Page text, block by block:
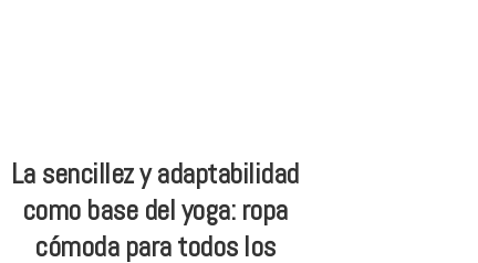
La sencillez y adaptabilidad
como base del yoga: ropa
cómoda para todos los